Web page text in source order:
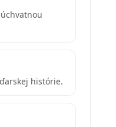
histórie.